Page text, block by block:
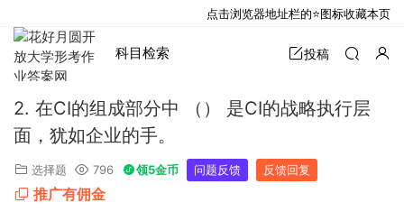
科目检索 投稿
2. 在CI的组成部分中 （） 是CI的战略执行层
面，犹如企业的手。
选择题 796 领5金币 问题反馈 反馈回复
推广有佣金
点击浏览器地址栏的⭐图标收藏本页